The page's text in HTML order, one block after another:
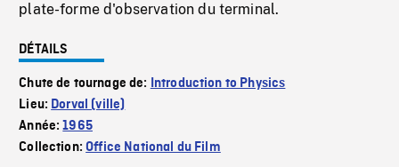
plate-forme d'observation du terminal.
DÉTAILS
Chute de tournage de:
Introduction to Physics
Lieu: Dorval (ville)
Année:1965
Collection:Office National du Film